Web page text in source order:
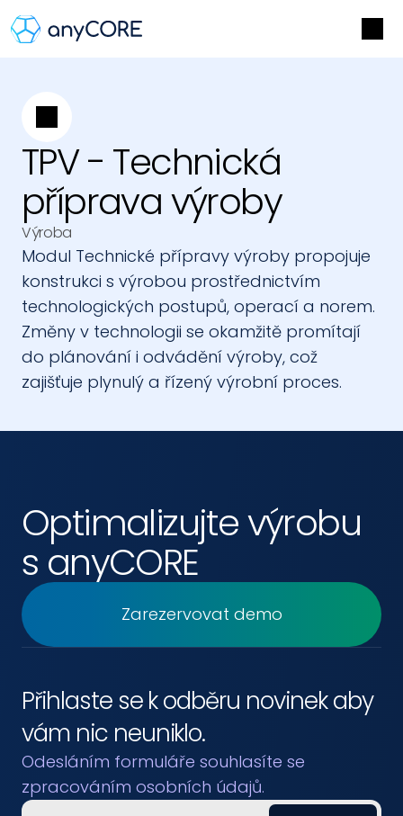
TPV - Technická
příprava výroby
Výroba
Modul Technické přípravy výroby propojuje
konstrukci s výrobou prostřednictvím
technologických postupů, operací a norem.
Změny v technologii se okamžitě promítají
do plánování i odvádění výroby, což
zajišťuje plynulý a řízený výrobní proces.
Optimalizujte výrobu
s anyCORE
Zarezervovat demo
Přihlaste se k odběru novinek aby
vám nic neuniklo.
zpracováním osobních údajů.